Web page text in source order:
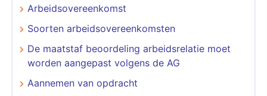
Arbeidsovereenkomst
Soorten arbeidsovereenkomsten
De maatstaf beoordeling arbeidsrelatie moet
worden aangepast volgens de AG
Aannemen van opdracht